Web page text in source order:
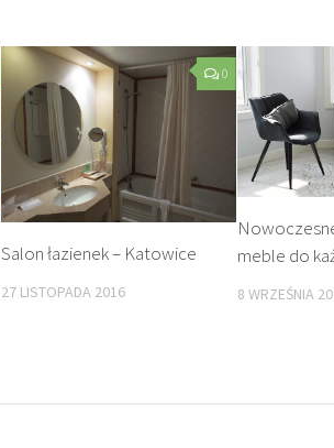
0
Salon łazienek – Katowice
27 LISTOPADA 2016
meble do
8 WRZEŚNIA